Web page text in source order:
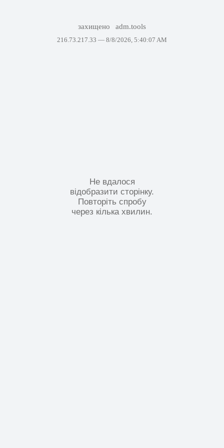
захищено adm.tools
216.73.217.33 — 8/8/2026, 5:40:07 AM
Не вдалося
відобразити сторінку.
Повторіть спробу
через кілька хвилин.